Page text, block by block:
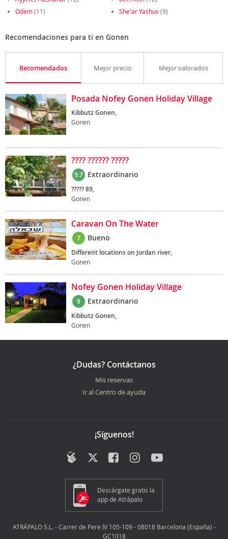
Odem(11) She'ar Yashuv(9)
Recomendaciones para ti en Gonen
Recomendados Mejor precio Mejor valorados
Posada Nofey Gonen Holiday Village
Kibbutz Gonen,
Gonen
???? ?????? ?????
9.7 Extraordinario
????? 89,
Gonen
Caravan On The Water
7 Bueno
Different locations on Jordan river,
Gonen
Nofey Gonen Holiday Village
9 Extraordinario
Kibbutz Gonen,
Gonen
¿Dudas? Contáctanos
Mis reservas
Ir al Centro de ayuda
¡Síguenos!
Descárgate gratis la
app de Atrápalo
ATRÁPALO S.L. - Carrer de Pere IV 105-109 - 08018 Barcelona (España) -
GC1018